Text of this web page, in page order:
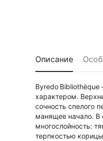
Описание
Byredo Bibliothèque
характером.
сочность спелого
манящее начало. В
многослойность:
терпкостью